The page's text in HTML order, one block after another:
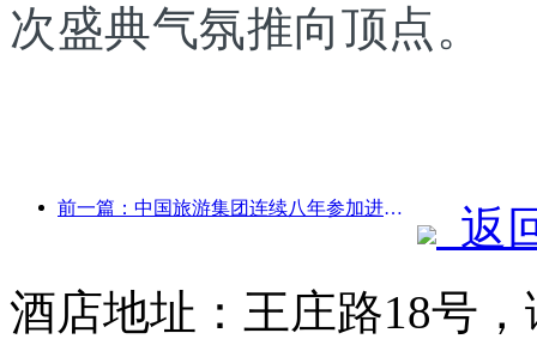
次盛典气氛推向顶点。
前一篇：中国旅游集团连续八年参加进博会，集中签约超10亿美元
返
酒店地址：王庄路18号